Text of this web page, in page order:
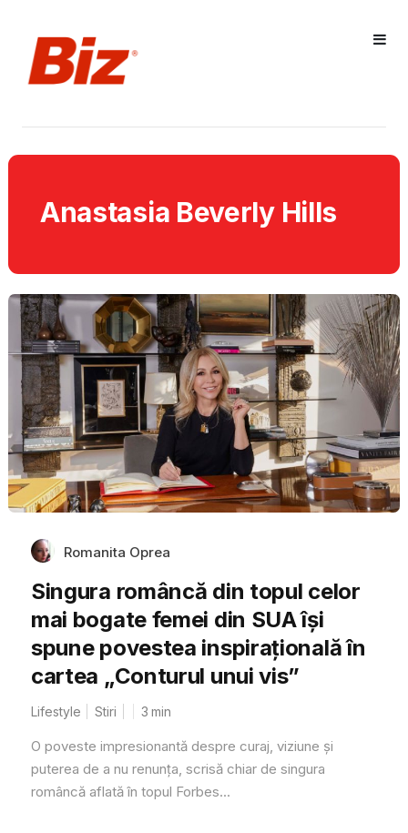
Anastasia Beverly Hills
Romanita Oprea
Singura româncă din topul celor
mai bogate femei din SUA își
spune povestea inspirațională în
cartea „Conturul unui vis”
Lifestyle Stiri 3 min
O poveste impresionantă despre curaj, viziune și
puterea de a nu renunța, scrisă chiar de singura
româncă aflată în topul Forbes...